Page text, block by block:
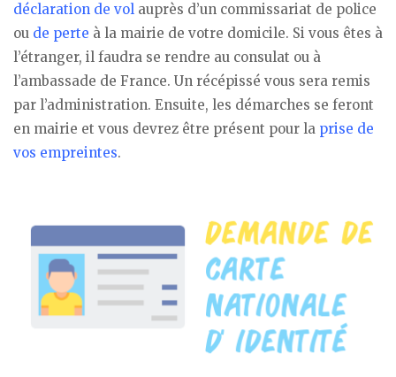
déclaration de vol auprès d’un commissariat de police
ou de perte à la mairie de votre domicile. Si vous êtes à
l’étranger, il faudra se rendre au consulat ou à
l’ambassade de France. Un récépissé vous sera remis
par l’administration. Ensuite, les démarches se feront
en mairie et vous devrez être présent pour la prise de
vos empreintes.